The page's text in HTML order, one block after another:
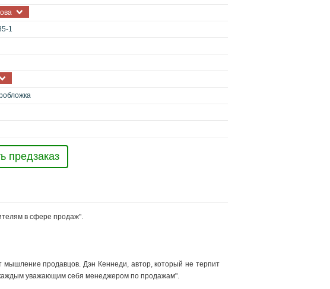
1
предзаказ
в сфере продаж".
мышление продавцов. Дэн Кеннеди, автор, который не терпит
каждым уважающим себя менеджером по продажам".